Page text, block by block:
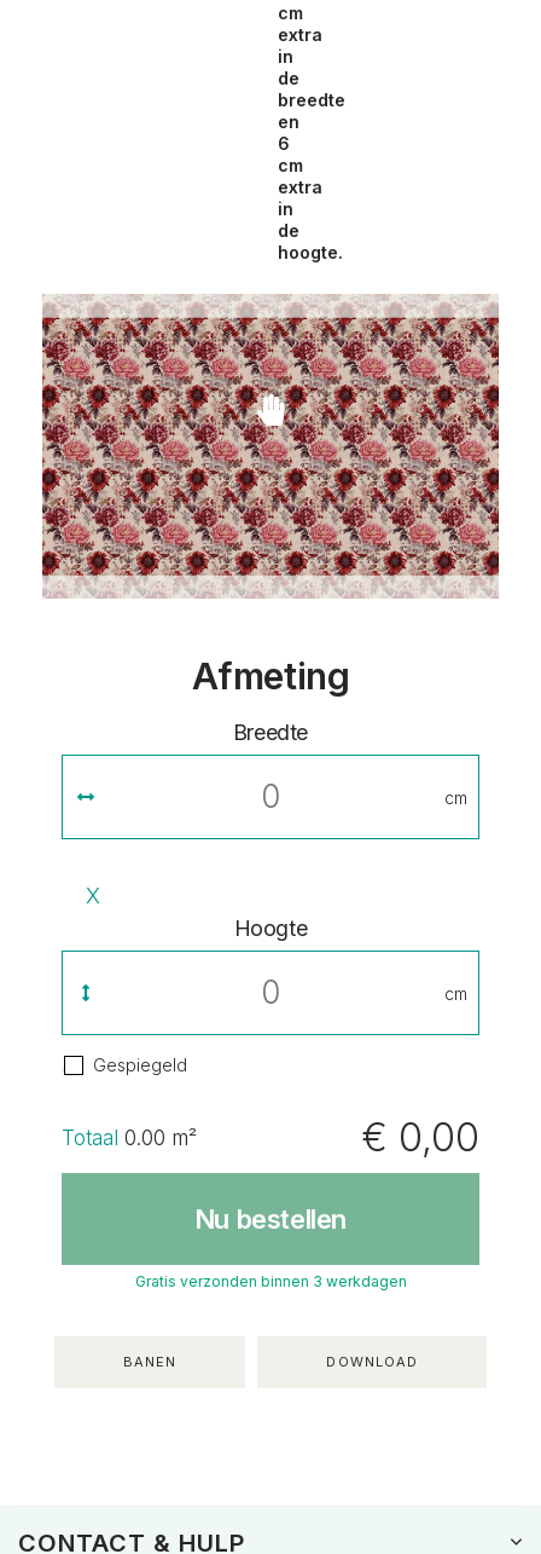
cm
extra
in
de
breedte
en
6
cm
extra
in
de
hoogte.
Afmeting
Breedte
cm
X
Hoogte
cm
Gespiegeld
Totaal 0.00 m² € 0,00
Nu bestellen
Gratis verzonden binnen 3 werkdagen
BANEN DOWNLOAD
CONTACT & HULP